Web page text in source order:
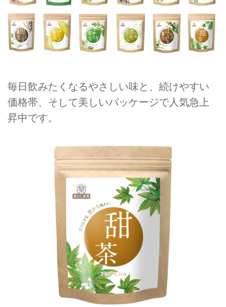
毎日飲みたくなるやさしい味と、続けやすい
価格帯、そして美しいパッケージで人気急上
昇中です。